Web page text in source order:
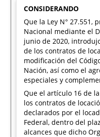
CONSIDERANDO
Que la Ley N° 27.551,
Nacional mediante el
junio de 2020,
de los contratos de
modificación del
Nación, así como el
especiales y
Que el artículo 16 de
los contratos de
declarados por el
Federal, dentro del
alcances que dicho